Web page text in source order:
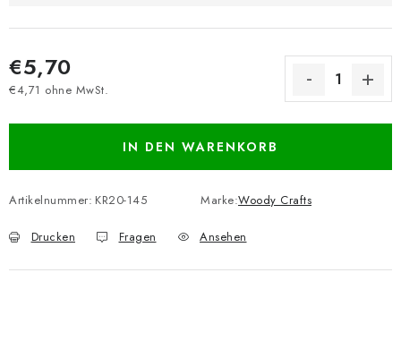
€5,70
€4,71 ohne MwSt.
IN DEN WARENKORB
Artikelnummer: KR20-145 Marke:Woody Crafts
Drucken Fragen Ansehen